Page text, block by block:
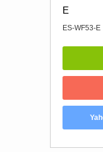
E
ES-WF53-E